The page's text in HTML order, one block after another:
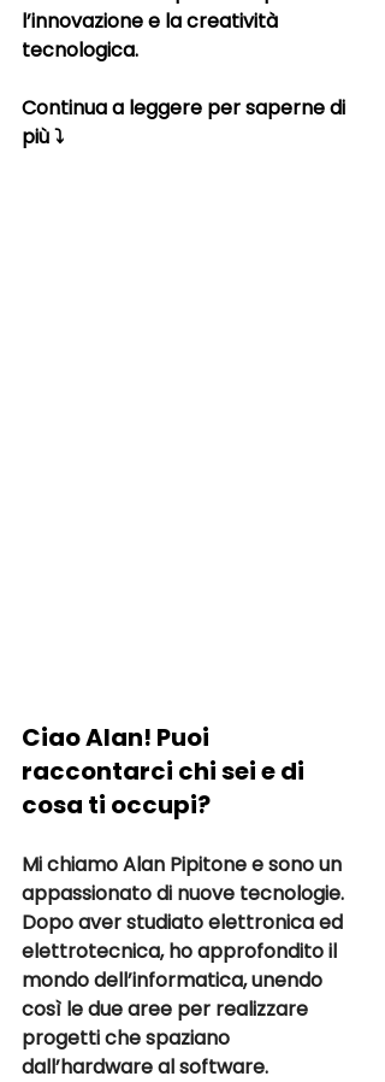
l’innovazione e la creatività
tecnologica.
Continua a leggere per saperne di
più ⤵️
Ciao Alan! Puoi
raccontarci chi sei e di
cosa ti occupi?
Mi chiamo Alan Pipitone e sono un
appassionato di nuove tecnologie.
Dopo aver studiato elettronica ed
elettrotecnica, ho approfondito il
mondo dell’informatica, unendo
così le due aree per realizzare
progetti che spaziano
dall’hardware al software.